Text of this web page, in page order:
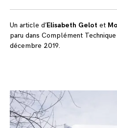
Un article d’Elisabeth Gelot et
paru dans Complément
décembre 2019.